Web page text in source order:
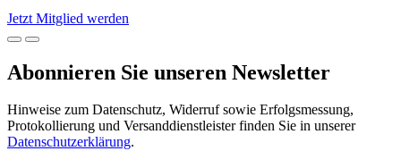
Jetzt Mitglied werden
Abonnieren Sie unseren Newsletter
Hinweise zum Datenschutz, Widerruf sowie Erfolgsmessung,
Protokollierung und Versanddienstleister finden Sie in unserer
Datenschutzerklärung.